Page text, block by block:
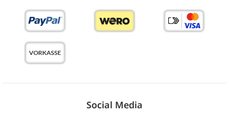
Social Media